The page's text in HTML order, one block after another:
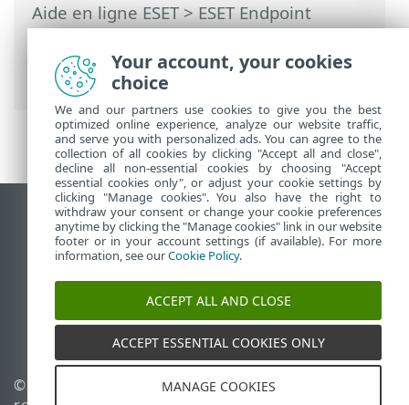
Aide en ligne ESET>ESET Endpoint
Security>Utilisation d'ESET Endpoint
Security >Outils>Fichiers journaux>
Filtrage des journaux
Afficher le site des postes de travail
End of Life
Base de connaissances ESET
ESET Status Portal
Support régional
© 1992 - 2026 ESET, spol. s
Your account, your cookies
choice
We and our partners use cookies to give you the best
optimized online experience, analyze our website traffic,
and serve you with personalized ads. You can agree to the
collection of all cookies by clicking "Accept all and close",
decline all non-essential cookies by choosing "Accept
essential cookies only", or adjust your cookie settings by
clicking "Manage cookies". You also have the right to
withdraw your consent or change your cookie preferences
anytime by clicking the "Manage cookies" link in our website
footer or in your account settings (if available). For more
information, see ourCookie Policy.
ACCEPT ALL AND CLOSE
ACCEPT ESSENTIAL COOKIES ONLY
MANAGE COOKIES